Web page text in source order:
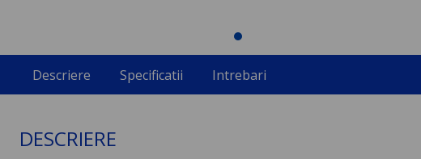
Descriere Specificatii Intrebari
DESCRIERE